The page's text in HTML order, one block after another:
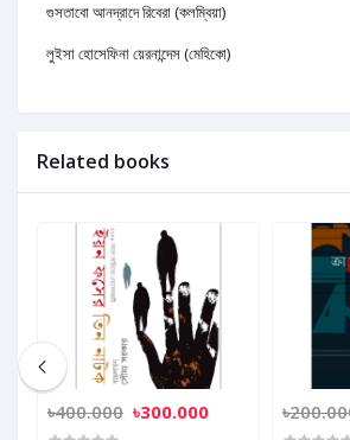
গুসতাবো আনদ্রাদে রিবেরা (কলম্বিয়া)
লুইসা হোসেফিনা য়েরনান্দেস (মেহিকো)
Related books
৳400.000 ৳300.000